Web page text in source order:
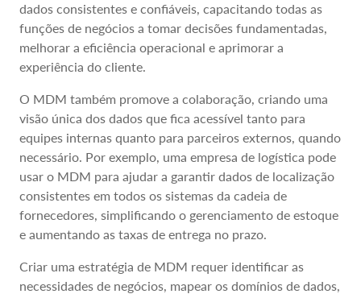
dados consistentes e confiáveis, capacitando todas as
funções de negócios a tomar decisões fundamentadas,
melhorar a eficiência operacional e aprimorar a
experiência do cliente.
O MDM também promove a colaboração, criando uma
visão única dos dados que fica acessível tanto para
equipes internas quanto para parceiros externos, quando
necessário. Por exemplo, uma empresa de logística pode
usar o MDM para ajudar a garantir dados de localização
consistentes em todos os sistemas da cadeia de
fornecedores, simplificando o gerenciamento de estoque
e aumentando as taxas de entrega no prazo.
Criar uma estratégia de MDM requer identificar as
necessidades de negócios, mapear os domínios de dados,